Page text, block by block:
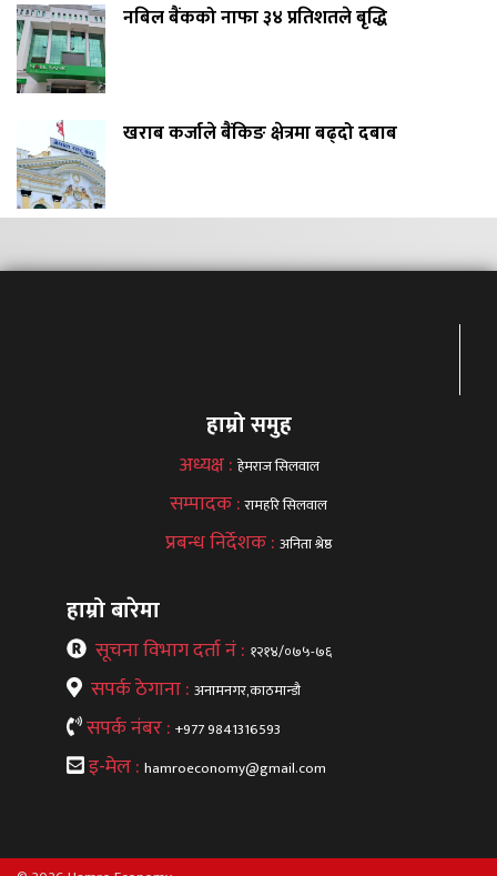
नबिल बैंकको नाफा ३४ प्रतिशतले बृद्धि
खराब कर्जाले बैंकिङ क्षेत्रमा बढ्दो दबाब
हाम्रो समुह
अध्यक्ष : हेमराज सिलवाल
सम्पादक :रामहरि सिलवाल
प्रबन्ध निर्देशक : अनिता श्रेष्ठ
हाम्रो बारेमा
सूचना विभाग दर्ता नं : १२१४/०७५-७६
सपर्क ठेगाना : अनामनगर,काठमान्डौ
सपर्क नंबर : +977 9841316593
इ-मेल : hamroeconomy@gmail.com